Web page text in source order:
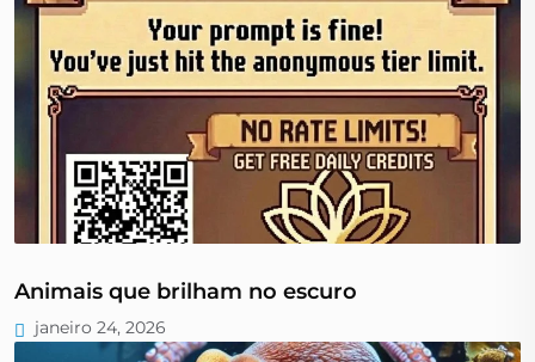
Animais que brilham no escuro
janeiro 24, 2026